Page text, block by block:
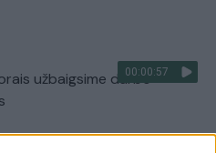
00:00:57
užbaigsime darbo